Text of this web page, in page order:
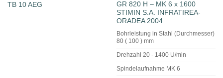
TB 10 AEG
GR 820 H – MK 6 x 1600
STIMIN S.A. INFRATIREA-
ORADEA 2004
Bohrleistung in Stahl (Durchmesser)
80 ( 100 ) mm
Drehzahl 20 - 1400 U/min
Spindelaufnahme MK 6